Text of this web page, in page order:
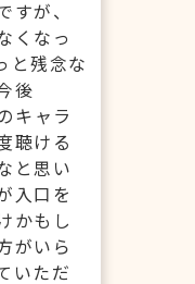
すが、
くなっ
と残念な
後
キャラ
聴ける
と思い
入口を
かもし
がいら
いただ